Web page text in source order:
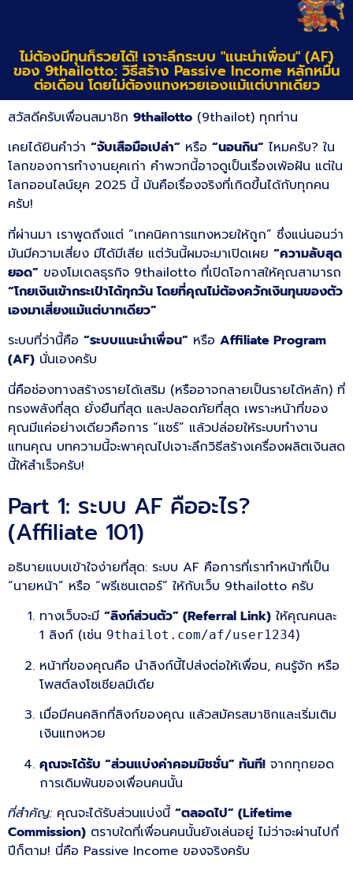
ไม่ต้องมีทุนก็รวยได้! เจาะลึกระบบ "แนะนำเพื่อน" (AF)
ของ 9thailotto: วิธีสร้าง Passive Income หลักหมื่น
ต่อเดือน โดยไม่ต้องแทงหวยเองแม้แต่บาทเดียว
สวัสดีครับเพื่อนสมาชิก 9thailotto (9thailot) ทุกท่าน
เคยได้ยินคำว่า “จับเสือมือเปล่า” หรือ “นอนกิน” ไหมครับ? ใน
โลกของการทำงานยุคเก่า คำพวกนี้อาจดูเป็นเรื่องเพ้อฝัน แต่ใน
โลกออนไลน์ยุค 2025 นี้ มันคือเรื่องจริงที่เกิดขึ้นได้กับทุกคน
ครับ!
ที่ผ่านมา เราพูดถึงแต่ “เทคนิคการแทงหวยให้ถูก” ซึ่งแน่นอนว่า
มันมีความเสี่ยง มีได้มีเสีย แต่วันนี้ผมจะมาเปิดเผย “ความลับสุด
ยอด” ของโมเดลธุรกิจ 9thailotto ที่เปิดโอกาสให้คุณสามารถ
“โกยเงินเข้ากระเป๋าได้ทุกวัน โดยที่คุณไม่ต้องควักเงินทุนของตัว
เองมาเสี่ยงแม้แต่บาทเดียว”
ระบบที่ว่านี้คือ “ระบบแนะนำเพื่อน” หรือ Affiliate Program
(AF) นั่นเองครับ
นี่คือช่องทางสร้างรายได้เสริม (หรืออาจกลายเป็นรายได้หลัก) ที่
ทรงพลังที่สุด ยั่งยืนที่สุด และปลอดภัยที่สุด เพราะหน้าที่ของ
คุณมีแค่อย่างเดียวคือการ “แชร์” แล้วปล่อยให้ระบบทำงาน
แทนคุณ บทความนี้จะพาคุณไปเจาะลึกวิธีสร้างเครื่องผลิตเงินสด
นี้ให้สำเร็จครับ!
Part 1: ระบบ AF คืออะไร?
(Affiliate 101)
อธิบายแบบเข้าใจง่ายที่สุด: ระบบ AF คือการที่เราทำหน้าที่เป็น
“นายหน้า” หรือ “พรีเซนเตอร์” ให้กับเว็บ 9thailotto ครับ
ทางเว็บจะมี “ลิงก์ส่วนตัว” (Referral Link) ให้คุณคนละ
1 ลิงก์ (เช่น 9thailot.com/af/user1234)
หน้าที่ของคุณคือ นำลิงก์นี้ไปส่งต่อให้เพื่อน, คนรู้จัก หรือ
โพสต์ลงโซเชียลมีเดีย
เมื่อมีคนคลิกที่ลิงก์ของคุณ แล้วสมัครสมาชิกและเริ่มเติม
เงินแทงหวย
คุณจะได้รับ “ส่วนแบ่งค่าคอมมิชชั่น” ทันที! จากทุกยอด
การเดิมพันของเพื่อนคนนั้น
ที่สำคัญ: คุณจะได้รับส่วนแบ่งนี้ “ตลอดไป” (Lifetime
Commission) ตราบใดที่เพื่อนคนนั้นยังเล่นอยู่ ไม่ว่าจะผ่านไปกี่
ปีก็ตาม! นี่คือ Passive Income ของจริงครับ